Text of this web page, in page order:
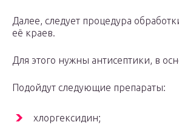
Далее, следует процедура
её краев.
Для этого нужны антисептики, в
Подойдут следующие препараты:
хлоргексидин;